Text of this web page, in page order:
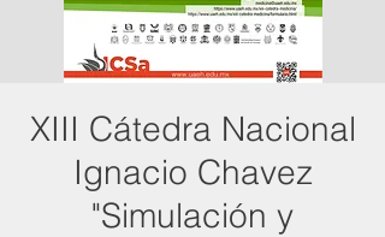
XIII Cátedra Nacional
Ignacio Chavez
"Simulación y